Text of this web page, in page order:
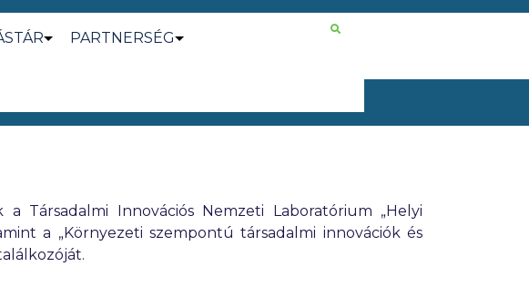
PARTNERSÉG
Társadalmi Innovációs Nemzeti Laboratórium „Helyi
a „Környezeti szempontú társadalmi innovációk és